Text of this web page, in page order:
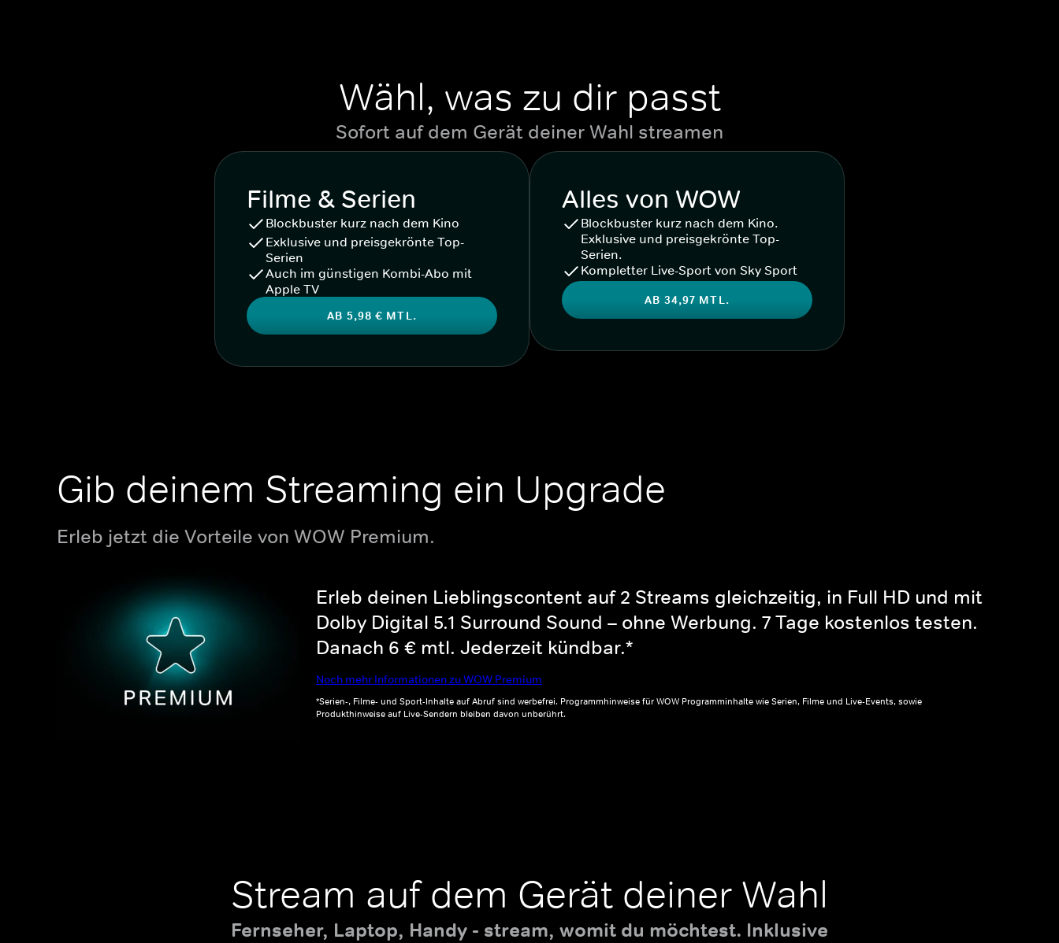
Wähl, was zu dir passt
Sofort auf dem Gerät deiner Wahl streamen
Filme & Serien
Blockbuster kurz nach dem Kino
Exklusive und preisgekrönte Top-
Serien
Auch im günstigen Kombi-Abo mit
Apple TV
AB 5,98 € MTL.
Alles von WOW
Blockbuster kurz nach dem Kino.
Exklusive und preisgekrönte Top-
Serien.
Kompletter Live-Sport von Sky Sport
AB 34,97 MTL.
Gib deinem Streaming ein Upgrade
Erleb jetzt die Vorteile von WOW Premium.
Erleb deinen Lieblingscontent auf 2 Streams gleichzeitig, in Full HD und mit
Dolby Digital 5.1 Surround Sound – ohne Werbung. 7 Tage kostenlos testen.
Danach 6 € mtl. Jederzeit kündbar.*
Noch mehr Informationen zu WOW Premium
*Serien-, Filme- und Sport-Inhalte auf Abruf sind werbefrei. Programmhinweise für WOW Programminhalte wie Serien, Filme und Live-Events, sowie
Produkthinweise auf Live-Sendern bleiben davon unberührt.
Stream auf dem Gerät deiner Wahl
Fernseher, Laptop, Handy - stream, womit du möchtest. Inklusive